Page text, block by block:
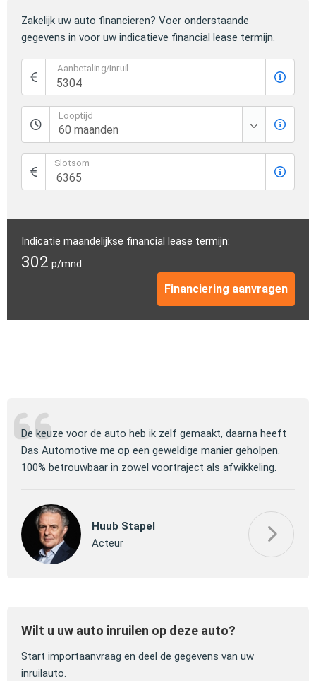
Zakelijk uw auto financieren? Voer onderstaande
gegevens in voor uw indicatieve financial lease termijn.
Aanbetaling/Inruil
Looptijd
Slotsom
Indicatie maandelijkse financial lease termijn:
302 p/mnd
Financiering aanvragen
De keuze voor de auto heb ik zelf gemaakt, daarna heeft
Das Automotive me op een geweldige manier geholpen.
100% betrouwbaar in zowel voortraject als afwikkeling.
Huub Stapel
Acteur
Wilt u uw auto inruilen op deze auto?
Start importaanvraag en deel de gegevens van uw
inruilauto.